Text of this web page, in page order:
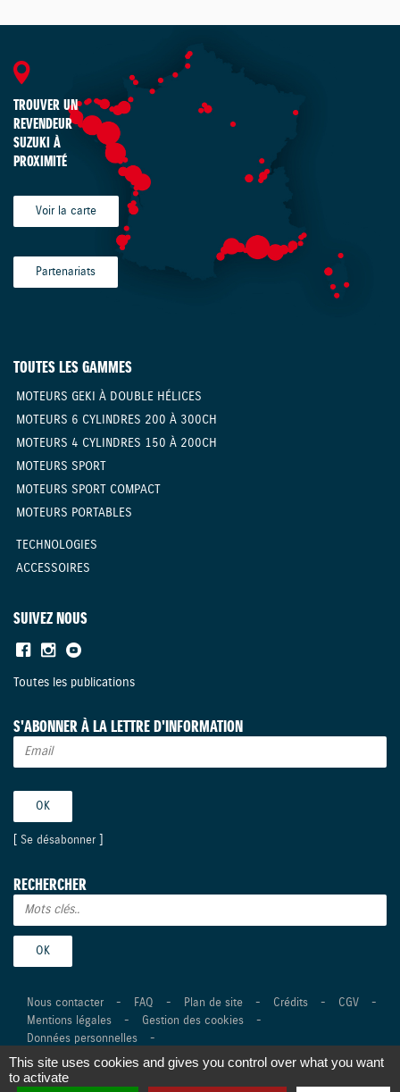
TROUVER UN
REVENDEUR
SUZUKI À
PROXIMITÉ
Voir la carte
Partenariats
TOUTES LES GAMMES
MOTEURS GEKI À DOUBLE HÉLICES
MOTEURS 6 CYLINDRES 200 À 300CH
MOTEURS 4 CYLINDRES 150 À 200CH
MOTEURS SPORT
MOTEURS SPORT COMPACT
MOTEURS PORTABLES
TECHNOLOGIES
ACCESSOIRES
SUIVEZ NOUS
Toutes les publications
S'ABONNER À LA LETTRE D'INFORMATION
Se désabonner
RECHERCHER
Nous contacter - FAQ - Plan de site - Crédits - CGV
-
Mentions légales
- Gestion des cookies
-
Données personnelles
-
©Suzuki Marine 2026 Tous droits réservés -Réalisation Agence
Digitale Versio
This site uses cookies and gives you control over what you want
to activate